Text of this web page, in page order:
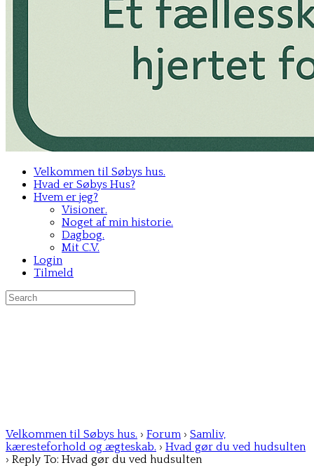
Velkommen til Søbys hus.
Hvad er Søbys Hus?
Hvem er jeg?
Visioner.
Noget af min historie.
Dagbog.
Mit C.V.
Login
Tilmeld
Search
for:
Velkommen til Søbys hus. › Forum › Samliv,
kæresteforhold og ægteskab. › Hvad gør du ved hudsulten
› Reply To: Hvad gør du ved hudsulten